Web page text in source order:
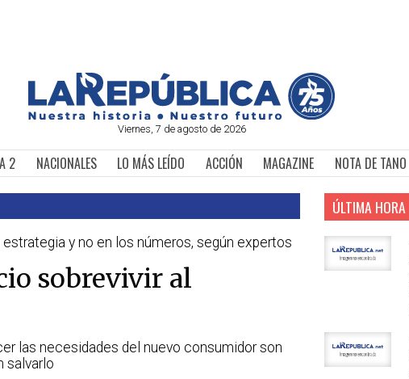
Viernes, 7 de agosto de 2026
2 NACIONALES LO MÁS LEÍDO ACCIÓN MAGAZINE NOTA DE TANO
y no en los números, según expertos
sobrevivir al
las necesidades del nuevo consumidor son
salvarlo
ÚLTIMA HORA